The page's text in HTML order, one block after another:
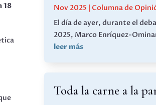
18
Nov 2025
Columna de
El día de ayer, durante el
2025, Marco Enríquez-
leer más
Toda la carne a la